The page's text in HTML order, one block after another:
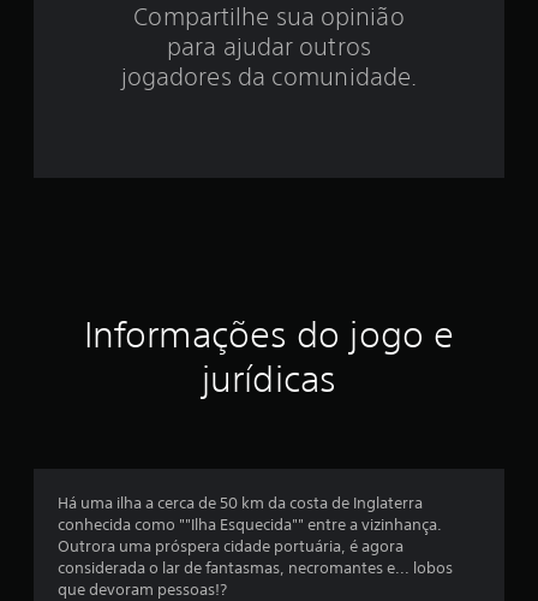
s
e
Compartilhe sua opinião
para ajudar outros
jogadores da comunidade.
Informações do jogo e
jurídicas
Há uma ilha a cerca de 50 km da costa de Inglaterra
conhecida como ""Ilha Esquecida"" entre a vizinhança.
Outrora uma próspera cidade portuária, é agora
considerada o lar de fantasmas, necromantes e... lobos
que devoram pessoas!?